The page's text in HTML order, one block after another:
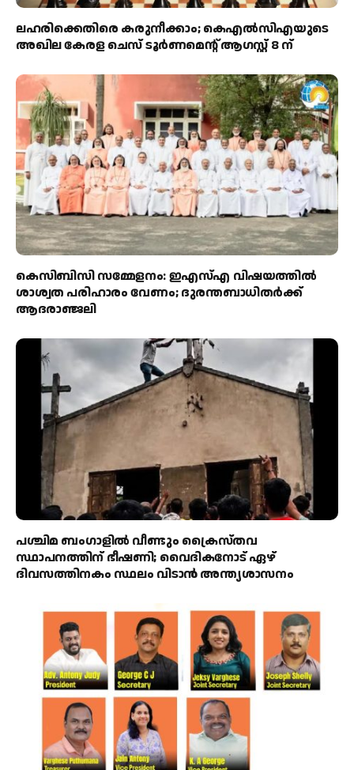
ലഹരിക്കെതിരെ കരുനീക്കാം; കെഎൽസിഎയുടെ
അഖില കേരള ചെസ് ടൂർണമെന്റ് ആഗസ്റ്റ് 8 ന്
കെസിബിസി സമ്മേളനം: ഇഎസ്എ വിഷയത്തിൽ
ശാശ്വത പരിഹാരം വേണം; ദുരന്തബാധിതർക്ക്
ആദരാഞ്ജലി
പശ്ചിമ ബംഗാളിൽ വീണ്ടും ക്രൈസ്തവ
സ്ഥാപനത്തിന് ഭീഷണി; വൈദികനോട് ഏഴ്
ദിവസത്തിനകം സ്ഥലം വിടാൻ അന്ത്യശാസനം